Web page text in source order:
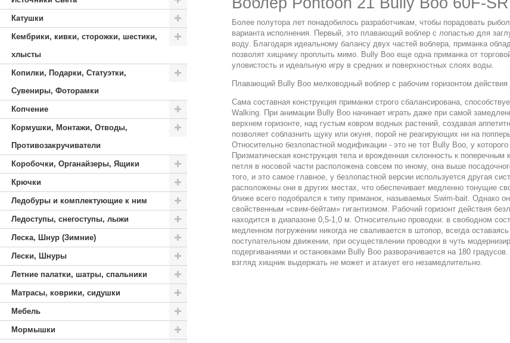
Катушки
Кембрики, кивки, сторожки, шестики,
хлысты
Копилки, Подарки, Статуэтки,
Сувениры, Фоторамки
Копчение
Кормушки, Монтажи, Отводы,
Противозакручиватели
Коробочки, Органайзеры, Ящики
Крючки
Ледобуры и комплектующие к ним
Ледоступы, снегоступы, лыжи
Леска, Шнур (Зимние)
Лески, Шнуры
Летние палатки, шатры, спальники
Матрасы, коврики, сидушки
Мебель
Мормышки
Более полутора лет понадобилось разработчикам, чтобы порадовать
варианта исполнения. Первый, это плавающий воблер с лопастью для
воду. Благодаря идеальному балансу двух частей воблера, приманка
позволят хищнику проплыть мимо. Bully Boo еще одна приманка от
уловистость и идеальную игру в средних и поверхностных слоях воды.
Плавающий Bully Boo мелководный воблер с рабочим горизонтом
Сама составная конструкция приманки строго сбалансирована,
Walking. При анимации Bully Boo начинает играть даже при самой
верхнем горизонте, над густым ковром водных растений, создавая
позволяет соблазнить щуку или окуня, порой не реагирующих ни на
Относительно безлопастной модификации - это не тот Bully Boo, у
Призматическая конструкция тела и врожденная склонность к
петля в носовой части расположена совсем по иному, она выше
того, и это самое главное, у безлопастной версии используется другая
расположены они в других местах, что обеспечивает медленно тонущие
ближе всего подобрался к типу приманок, называемых Swim-bait. Однако
свойственным «свим-бейтам» гигантизмом. Рабочий горизонт действия
находится в диапазоне 0,5-1,0 м. Относительно проводки: в свободном
медленном погружении никогда не сваливается в штопор, всегда
поступательном движении, при осуществлении проводки в чуть
подергиваниями и остановками Bully Boo разворачивается на 180
взгляд хищник выдержать не может и атакует его незамедлительно.